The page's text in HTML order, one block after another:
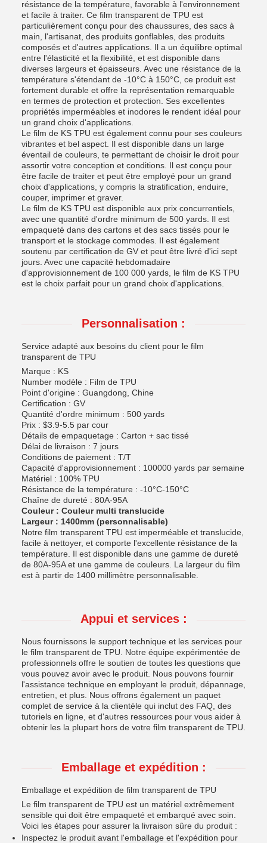
résistance de la température, favorable à l'environnement
et facile à traiter. Ce film transparent de TPU est
particulièrement conçu pour des chaussures, des sacs à
main, l'artisanat, des produits gonflables, des produits
composés et d'autres applications. Il a un équilibre optimal
entre l'élasticité et la flexibilité, et est disponible dans
diverses largeurs et épaisseurs. Avec une résistance de la
température s'étendant de -10°C à 150°C, ce produit est
fortement durable et offre la représentation remarquable
en termes de protection et protection. Ses excellentes
propriétés imperméables et inodores le rendent idéal pour
un grand choix d'applications.
Le film de KS TPU est également connu pour ses couleurs
vibrantes et bel aspect. Il est disponible dans un large
éventail de couleurs, te permettant de choisir le droit pour
assortir votre conception et conditions. Il est conçu pour
être facile de traiter et peut être employé pour un grand
choix d'applications, y compris la stratification, enduire,
couper, imprimer et graver.
Le film de KS TPU est disponible aux prix concurrentiels,
avec une quantité d'ordre minimum de 500 yards. Il est
empaqueté dans des cartons et des sacs tissés pour le
transport et le stockage commodes. Il est également
soutenu par certification de GV et peut être livré d'ici sept
jours. Avec une capacité hebdomadaire
d'approvisionnement de 100 000 yards, le film de KS TPU
est le choix parfait pour un grand choix d'applications.
Personnalisation :
Service adapté aux besoins du client pour le film
transparent de TPU
Marque : KS
Number modèle : Film de TPU
Point d'origine : Guangdong, Chine
Certification : GV
Quantité d'ordre minimum : 500 yards
Prix : $3.9-5.5 par cour
Détails de empaquetage : Carton + sac tissé
Délai de livraison : 7 jours
Conditions de paiement : T/T
Capacité d'approvisionnement : 100000 yards par semaine
Matériel : 100% TPU
Résistance de la température : -10°C-150°C
Chaîne de dureté : 80A-95A
Couleur : Couleur multi translucide
Largeur : 1400mm (personnalisable)
Notre film transparent TPU est imperméable et translucide,
facile à nettoyer, et comporte l'excellente résistance de la
température. Il est disponible dans une gamme de dureté
de 80A-95A et une gamme de couleurs. La largeur du film
est à partir de 1400 millimètre personnalisable.
Appui et services :
Nous fournissons le support technique et les services pour
le film transparent de TPU. Notre équipe expérimentée de
professionnels offre le soutien de toutes les questions que
vous pouvez avoir avec le produit. Nous pouvons fournir
l'assistance technique en employant le produit, dépannage,
entretien, et plus. Nous offrons également un paquet
complet de service à la clientèle qui inclut des FAQ, des
tutoriels en ligne, et d'autres ressources pour vous aider à
obtenir les la plupart hors de votre film transparent de TPU.
Emballage et expédition :
Emballage et expédition de film transparent de TPU
Le film transparent de TPU est un matériel extrêmement
sensible qui doit être empaqueté et embarqué avec soin.
Voici les étapes pour assurer la livraison sûre du produit :
Inspectez le produit avant l'emballage et l'expédition pour